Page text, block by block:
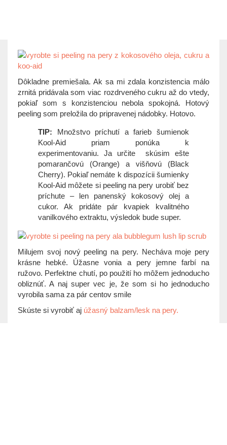
Dôkladne premiešala. Ak sa mi zdala konzistencia málo
zrnitá pridávala som viac rozdrveného cukru až do vtedy,
pokiaľ som s konzistenciou nebola spokojná. Hotový
peeling som preložila do pripravenej nádobky. Hotovo.
TIP: Množstvo príchutí a farieb šumienok
Kool-Aid priam ponúka k
experimentovaniu. Ja určite skúsim ešte
pomarančovú (Orange) a višňovú (Black
Cherry). Pokiaľ nemáte k dispozícii šumienky
Kool-Aid môžete si peeling na pery urobiť bez
príchute – len panenský kokosový olej a
cukor. Ak pridáte pár kvapiek kvalitného
vanilkového extraktu, výsledok bude super.
Milujem svoj nový peeling na pery. Necháva moje pery
krásne hebké. Úžasne vonia a pery jemne farbí na
ružovo. Perfektne chutí, po použití ho môžem jednoducho
obliznúť. A naj super vec je, že som si ho jednoducho
vyrobila sama za pár centov smile
Skúste si vyrobiť aj úžasný balzam/lesk na pery.